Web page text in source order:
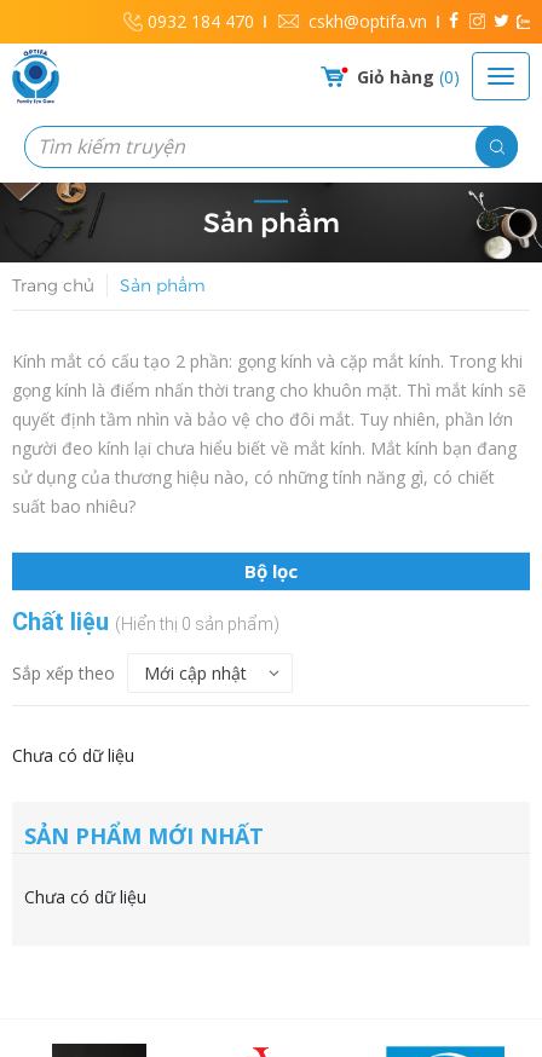
0932 184 470 cskh@optifa.vn
Giỏ hàng 0
Sản phẩm
Trang chủ Sản phẩm
Kính mắt có cấu tạo 2 phần: gọng kính và cặp mắt kính. Trong khi
gọng kính là điểm nhấn thời trang cho khuôn mặt. Thì mắt kính sẽ
quyết định tầm nhìn và bảo vệ cho đôi mắt. Tuy nhiên, phần lớn
người đeo kính lại chưa hiểu biết về mắt kính. Mắt kính bạn đang
sử dụng của thương hiệu nào, có những tính năng gì, có chiết
suất bao nhiêu?
Bộ lọc
Chất liệu (Hiển thị 0 sản phẩm)
Sắp xếp theo
Chưa có dữ liệu
SẢN PHẨM MỚI NHẤT
Chưa có dữ liệu